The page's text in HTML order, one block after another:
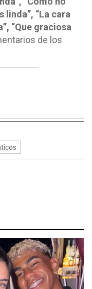
linda”, “La cara
“Que graciosa
de los